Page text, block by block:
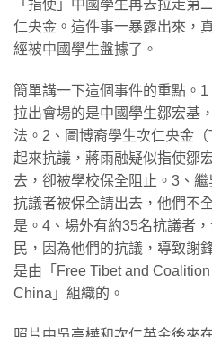
「指使」中國學生再去拉走第
仁央金。這件事一暴露出來，
經被中國學生盤據了。
簡單講一下這個事件的重點。1
拉出會場的是中國學生鄒宏基
法。2、圖博裔學生次仁央金
起來抗議，蔣雨融疑似指使鄒
去，卻被學校保全阻止。3、
抗議者被保全請出去，他們不
是。4、場外有約35名抗議者
民，因為他們的抗議，導致謝
是由「Free Tibet and
China」組織的。